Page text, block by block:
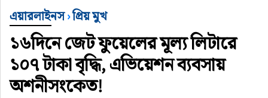
ওটিএ
হোটেল-মোটেল-রিসোর্ট
বিদেশযাত্রা
এয়ারলাইনস›প্রিয় মুখ
১৬দিনে জেট ফুয়েলের মূল্য লিটারে
১০৭ টাকা বৃদ্ধি, এভিয়েশন ব্যবসায়
অশনীসংকেত!